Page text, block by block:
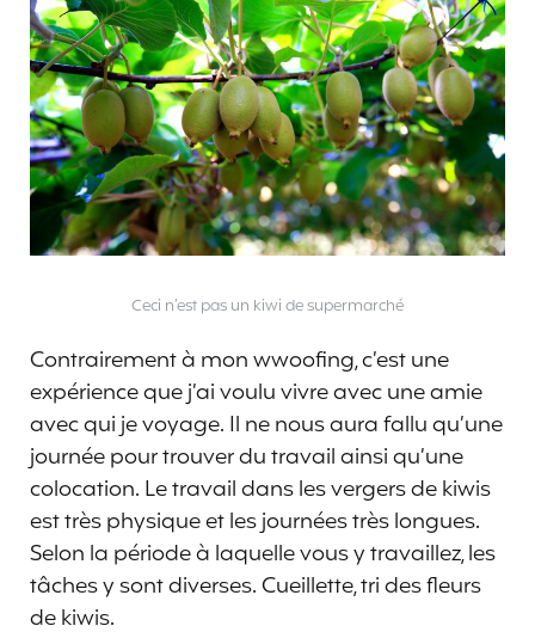
Ceci n’est pas un kiwi de supermarché
Contrairement à mon wwoofing, c’est une
expérience que j’ai voulu vivre avec une amie
avec qui je voyage. Il ne nous aura fallu qu’une
journée pour trouver du travail ainsi qu’une
colocation. Le travail dans les vergers de kiwis
est très physique et les journées très longues.
Selon la période à laquelle vous y travaillez, les
tâches y sont diverses. Cueillette, tri des fleurs
de kiwis.